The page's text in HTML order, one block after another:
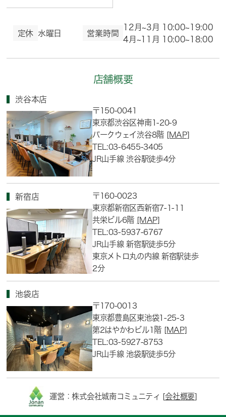
定休 水曜日 営業時間
12月~3月 10:00~19:00
4月~11月 10:00~18:00
店舗概要
渋谷本店
〒150-0041
東京都渋谷区神南1-20-9
パークウェイ渋谷8階 [MAP]
TEL:03-6455-3405
JR山手線 渋谷駅徒歩4分
新宿店
〒160-0023
東京都新宿区西新宿7-1-11
共栄ビル6階 [MAP]
TEL:03-5937-6767
JR山手線 新宿駅徒歩5分
東京メトロ丸の内線 新宿駅徒歩
2分
池袋店
〒170-0013
東京都豊島区東池袋1-25-3
第2はやかわビル1階 [MAP]
TEL:03-5927-8753
JR山手線 池袋駅徒歩5分
運営：株式会社城南コミュニティ [会社概要]